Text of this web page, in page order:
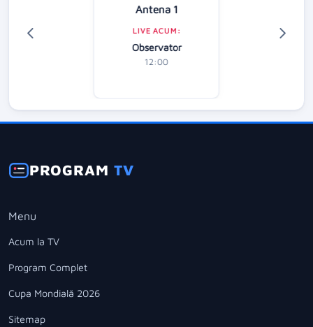
Antena 1
LIVE ACUM:
Observator
12:00
PROGRAMTV
Menu
Acum la TV
Program Complet
Cupa Mondială 2026
Sitemap